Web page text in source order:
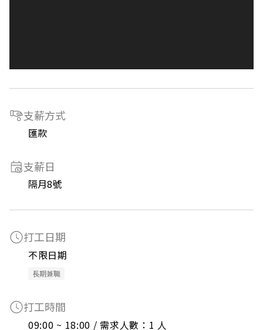
支薪方式
匯款
支薪日
隔月8號
打工日期
不限日期
長期兼職
打工時間
09:00 ~ 18:00 / 需求人數：1 人